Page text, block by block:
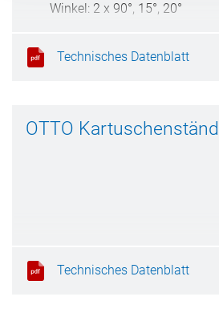
Winkel: 2 x 90°, 15°, 20°
Technisches Datenblatt
OTTO
Technisches Datenblatt